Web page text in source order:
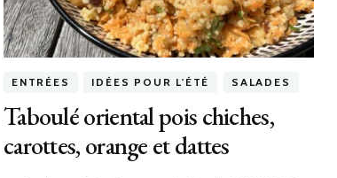
ENTRÉES IDÉES POUR L'ÉTÉ SALADES
Taboulé oriental pois chiches,
carottes, orange et dattes